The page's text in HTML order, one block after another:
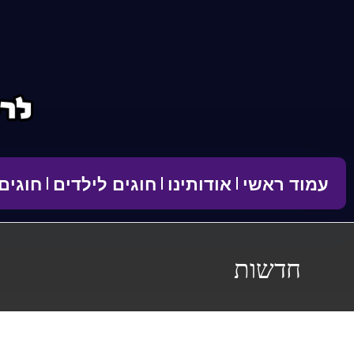
עמוד ראשי אודותינו חוגים לילדים
חדשות